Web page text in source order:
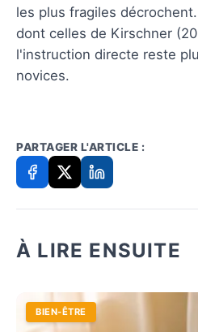
les plus fragiles
dont celles de Kirschner
l'instruction directe reste
novices.
PARTAGER L'ARTICLE :
À LIRE ENSUITE
BIEN-ÊTRE